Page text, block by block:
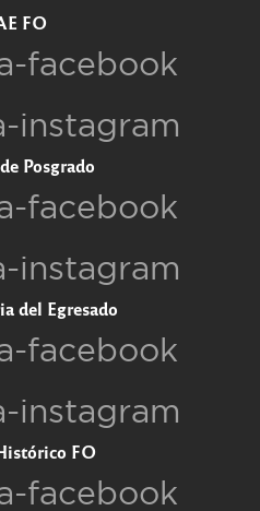
FO
facebook
instagram
Posgrado
facebook
instagram
del Egresado
facebook
instagram
FO
facebook